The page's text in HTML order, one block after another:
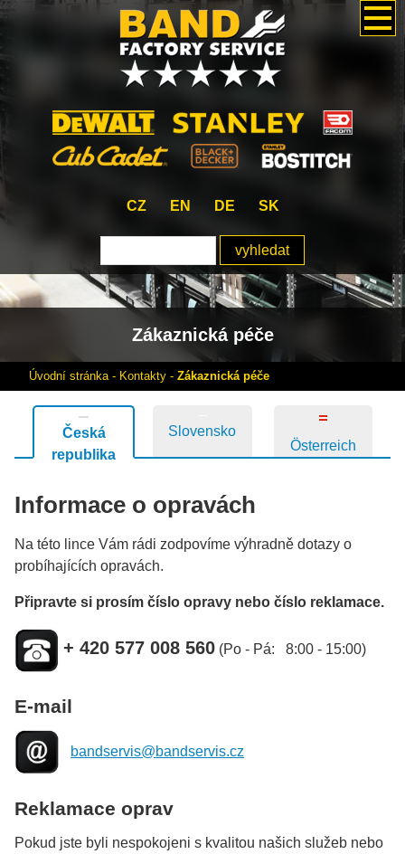
CZ EN DE SK
Zákaznická péče
Úvodní stránka- Kontakty - Zákaznická péče
Česká
republika
Slovensko
Österreich
Informace o opravách
Na této lince Vám rádi zodpovíme výhradně dotazy o
probíhajících opravách.
Připravte si prosím číslo opravy nebo číslo reklamace.
+ 420 577 008 560 (Po - Pá: 8:00 - 15:00)
E-mail
bandservis@bandservis.cz
Reklamace oprav
Pokud jste byli nespokojeni s kvalitou našich služeb nebo